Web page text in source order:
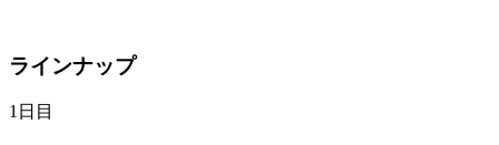
ラインナップ
1日目